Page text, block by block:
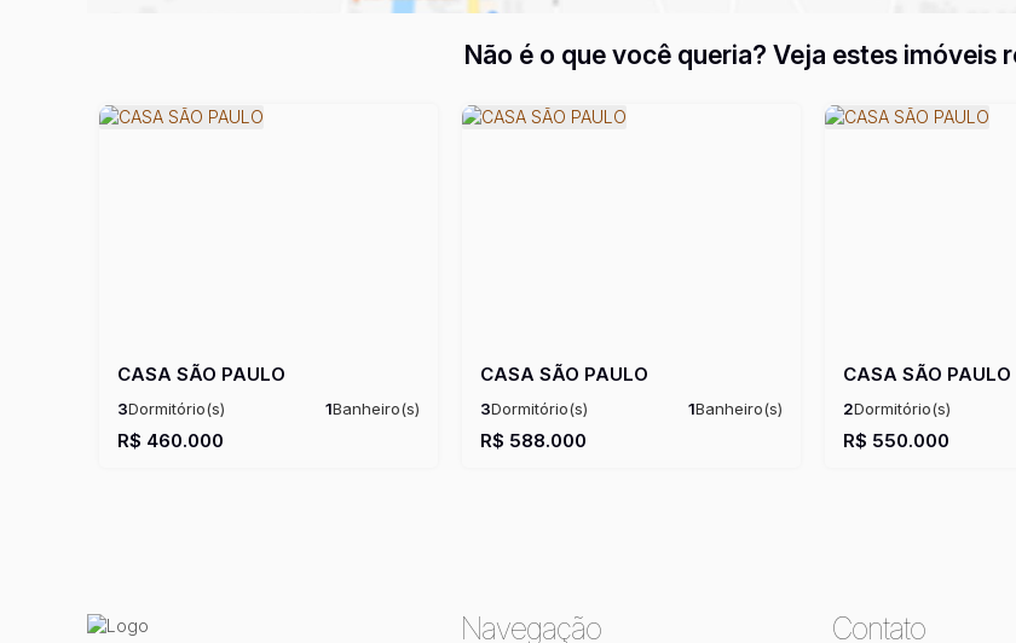
Não é o que você queria? Veja estes imóveis
CASA SÃO PAULO
R$ 460.000
3Dormitório(s) 1Banheiro(s)
Privativo: 132m²
CASA SÃO PAULO
R$ 588.000
3Dormitório(s) 1Banheiro(s)
Privativo: 160m²
CASA SÃO PAULO
R$ 550.000
2Dormitório(s)
Privativo: 90m²
Navegação Contato